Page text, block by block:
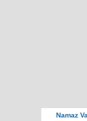
Namaz